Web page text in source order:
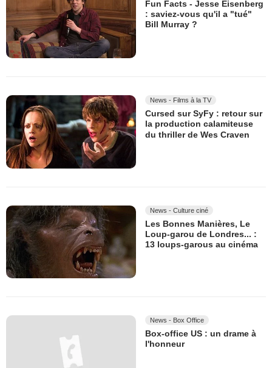
Fun Facts - Jesse Eisenberg
: saviez-vous qu'il a "tué"
Bill Murray ?
News - Films à la TV
Cursed sur SyFy : retour sur
la production calamiteuse
du thriller de Wes Craven
News - Culture ciné
Les Bonnes Manières, Le
Loup-garou de Londres... :
13 loups-garous au cinéma
News - Box Office
Box-office US : un drame à
l'honneur